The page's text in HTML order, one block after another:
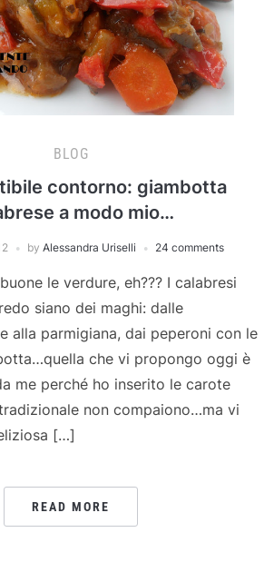
BLOG
contorno: giambotta
a modo mio…
by Alessandra Uriselli 24 comments
le verdure, eh??? I calabresi
siano dei maghi: dalle
alla parmigiana, dai peperoni con le
che vi propongo oggi è
me perché ho inserito le carote
non compaiono…ma vi
[…]
READ MORE